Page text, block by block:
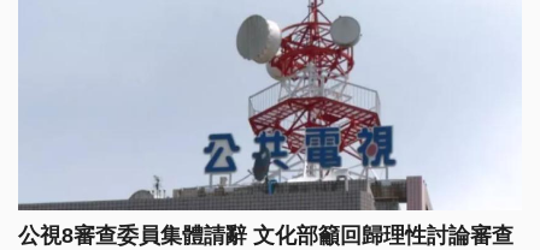
公視8審查委員集體請辭 文化部籲回歸理性討論審查